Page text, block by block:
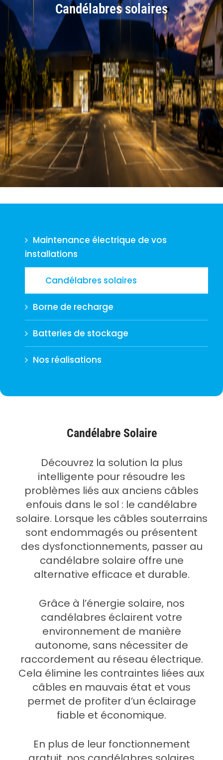
Candélabres solaires
Maintenance électrique de vos
installations
Candélabres solaires
Borne de recharge
Batteries de stockage
Nos réalisations
Candélabre Solaire
Découvrez la solution la plus
intelligente pour résoudre les
problèmes liés aux anciens câbles
enfouis dans le sol : le candélabre
solaire. Lorsque les câbles souterrains
sont endommagés ou présentent
des dysfonctionnements, passer au
candélabre solaire offre une
alternative efficace et durable.
Grâce à l’énergie solaire, nos
candélabres éclairent votre
environnement de manière
autonome, sans nécessiter de
raccordement au réseau électrique.
Cela élimine les contraintes liées aux
câbles en mauvais état et vous
permet de profiter d’un éclairage
fiable et économique.
En plus de leur fonctionnement